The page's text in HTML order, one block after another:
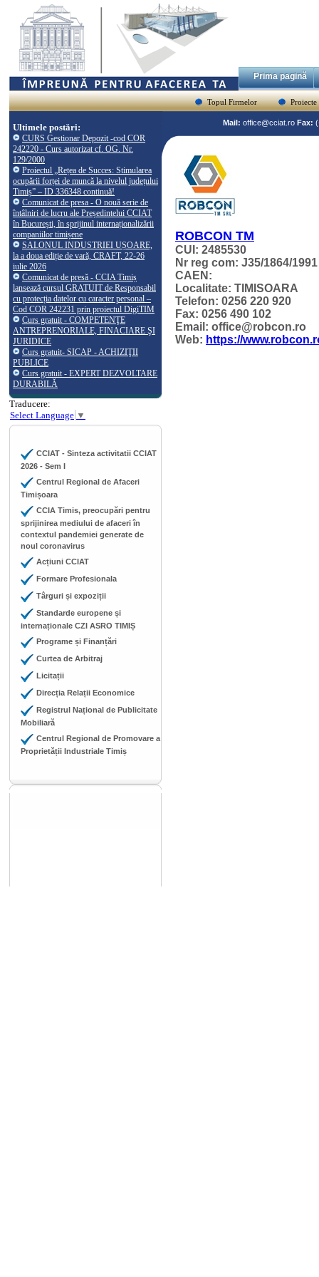
Prima pagină
Topul Firmelor Proiecte
Ultimele postări:
CURS Gestionar Depozit -cod COR
242220 - Curs autorizat cf. OG. Nr.
129/2000
Proiectul „Rețea de Succes: Stimularea
ocupării forței de muncă la nivelul județului
Timiș” – ID 336348 continuă!
Comunicat de presa - O nouă serie de
întâlniri de lucru ale Președintelui CCIAT
în București, în sprijinul internaționalizării
companiilor timișene
SALONUL INDUSTRIEI UȘOARE,
la a doua ediție de vară, CRAFT, 22-26
iulie 2026
Comunicat de presă - CCIA Timiș
lansează cursul GRATUIT de Responsabil
cu protecția datelor cu caracter personal –
Cod COR 242231 prin proiectul DigiTIM
Curs gratuit - COMPETENŢE
ANTREPRENORIALE, FINACIARE ŞI
JURIDICE
Curs gratuit- SICAP - ACHIZIŢII
PUBLICE
Curs gratuit - EXPERT DEZVOLTARE
DURABILĂ
Traducere:
Select Language ▼
CCIAT - Sinteza activitatii CCIAT
2026 - Sem I
Centrul Regional de Afaceri
Timișoara
CCIA Timis, preocupări pentru
sprijinirea mediului de afaceri în
contextul pandemiei generate de
noul coronavirus
Acțiuni CCIAT
Formare Profesionala
Târguri și expoziții
Standarde europene și
internaționale CZI ASRO TIMIȘ
Programe și Finanțări
Curtea de Arbitraj
Licitații
Direcția Relații Economice
Registrul Național de Publicitate
Mobiliară
Centrul Regional de Promovare a
Proprietății Industriale Timiș
Mail: office@cciat.ro Fax:
ROBCON TM
CUI: 2485530
Nr reg com: J35/1864/1991
CAEN:
Localitate: TIMISOARA
Telefon: 0256 220 920
Fax: 0256 490 102
Email: office@robcon.ro
Web: https://